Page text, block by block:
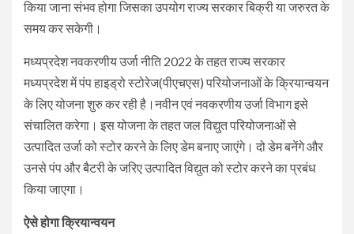
किया जाना संभव होगा जिसका उपयोग राज्य सरकार बिक्री या जरुरत के
समय कर सकेगी।
मध्यप्रदेश नवकरणीय उर्जा नीति 2022 के तहत राज्य सरकार
मध्यप्रदेश में पंप हाइड्रो स्टोरेज(पीएचएस) परियोजनाओं के क्रियान्वयन
के लिए योजना शुरु कर रही है।नवीन एवं नवकरणीय उर्जा विभाग इसे
संचालित करेगा। इस योजना के तहत जल विद्युत परियोजनाओं से
उत्पादित उर्जा को स्टोर करने के लिए डेम बनाए जाएंगे। दो डेम बनेंगे और
उनसे पंप और बैटरी के जरिए उत्पादित विद्युत को स्टोर करने का प्रबंध
किया जाएगा।
ऐसे होगा क्रियान्वयन